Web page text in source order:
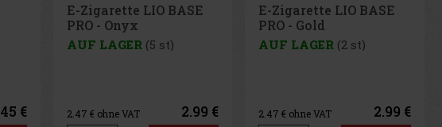
45 €
E-Zigarette LIO BASE
PRO - Onyx
AUF LAGER (5 st)
2.47 € ohne VAT 2.99 €
E-Zigarette LIO BASE
PRO - Gold
AUF LAGER (2 st)
2.47€ ohne VAT 2.99 €